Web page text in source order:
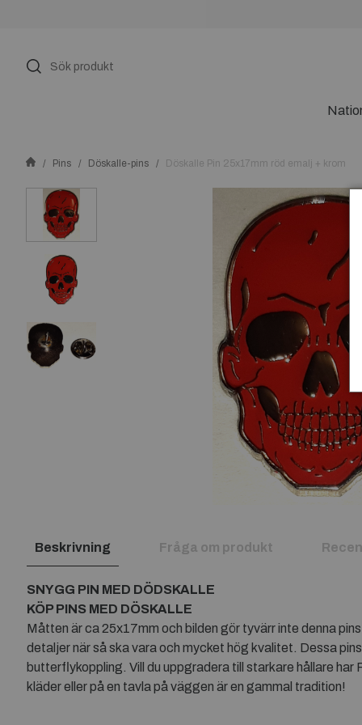
Pins Döskalle-pins Döskalle Pin 25x17mm röd emalj + krom
Beskrivning Fråga om produkt
SNYGG PIN MED DÖDSKALLE
KÖP PINS MED DÖSKALLE
Måtten är ca 25x17mm och bilden gör tyvärr inte denna
detaljer när så ska vara och mycket hög kvalitet. Dessa
butterflykoppling. Vill du uppgradera till starkare hållare
kläder eller på en tavla på väggen är en gammal tradition!